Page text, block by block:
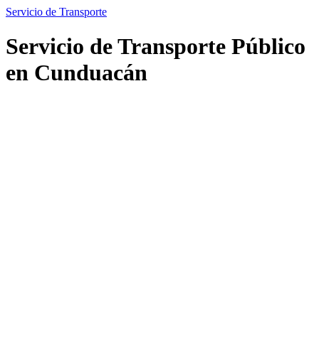
Servicio de Transporte
Servicio de Transporte Público
en Cunduacán